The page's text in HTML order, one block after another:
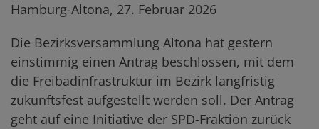
Hamburg-Altona, 27. Februar 2026
Die Bezirksversammlung Altona hat gestern
einstimmig einen Antrag beschlossen, mit dem
die Freibadinfrastruktur im Bezirk langfristig
zukunftsfest aufgestellt werden soll. Der Antrag
geht auf eine Initiative der SPD-Fraktion zurück